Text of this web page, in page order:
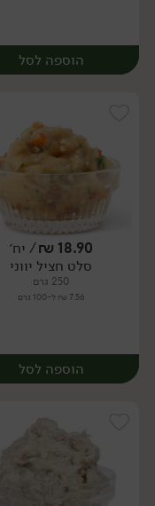
הוספה לסל
יח׳
18.90
₪/ יח׳
סלט חציל יווני
250 גרם
7.56 ₪ ל-100 גרם
הוספה לסל